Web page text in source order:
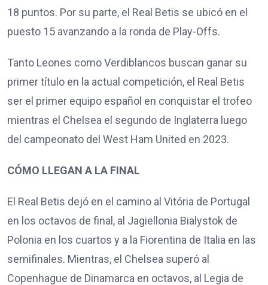
18 puntos. Por su parte, el Real Betis se ubicó en el
puesto 15 avanzando a la ronda de Play-Offs.
Tanto Leones como Verdiblancos buscan ganar su
primer título en la actual competición, el Real Betis
ser el primer equipo español en conquistar el trofeo
mientras el Chelsea el segundo de Inglaterra luego
del campeonato del West Ham United en 2023.
CÓMO LLEGAN A LA FINAL
El Real Betis dejó en el camino al Vitória de Portugal
en los octavos de final, al Jagiellonia Bialystok de
Polonia en los cuartos y a la Fiorentina de Italia en las
semifinales. Mientras, el Chelsea superó al
Copenhague de Dinamarca en octavos, al Legia de